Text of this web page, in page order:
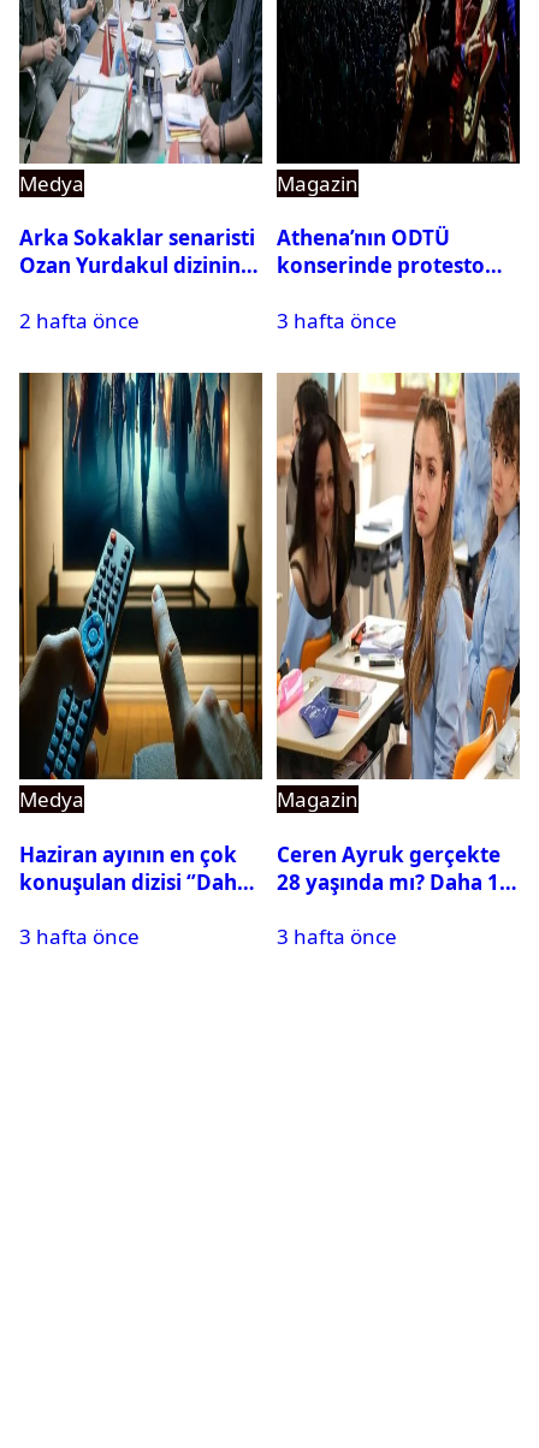
Medya
Arka Sokaklar senaristi
Ozan Yurdakul dizinin
2 hafta önce
Magazin
Athena’nın ODTÜ
konserinde protesto
3 hafta önce
Medya
Haziran ayının en çok
konuşulan dizisi ‘’Daha
3 hafta önce
Magazin
Ceren Ayruk gerçekte
28 yaşında mı? Daha 17
3 hafta önce